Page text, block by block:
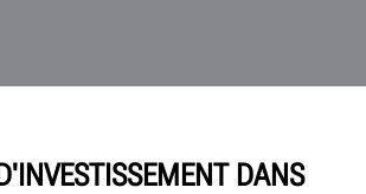
DANS